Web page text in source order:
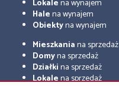
Lokalena wynajem
Halena wynajem
Obiektyna wynajem
Mieszkaniana sprzedaż
Domyna sprzedaż
Działkina sprzedaż
Lokalena sprzedaż